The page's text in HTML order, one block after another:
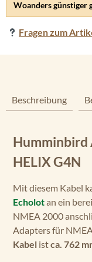
Woanders günstiger
Fragen zum
Beschreibung
Humminbird
HELIX G4N
Mit diesem Kabel
Echolotan ein
NMEA 2000
Adapters für
Kabel istca. 762